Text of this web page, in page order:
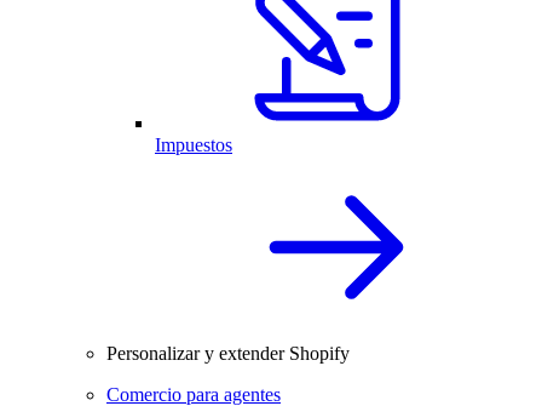
Impuestos
Personalizar y extender Shopify
Comercio para agentes